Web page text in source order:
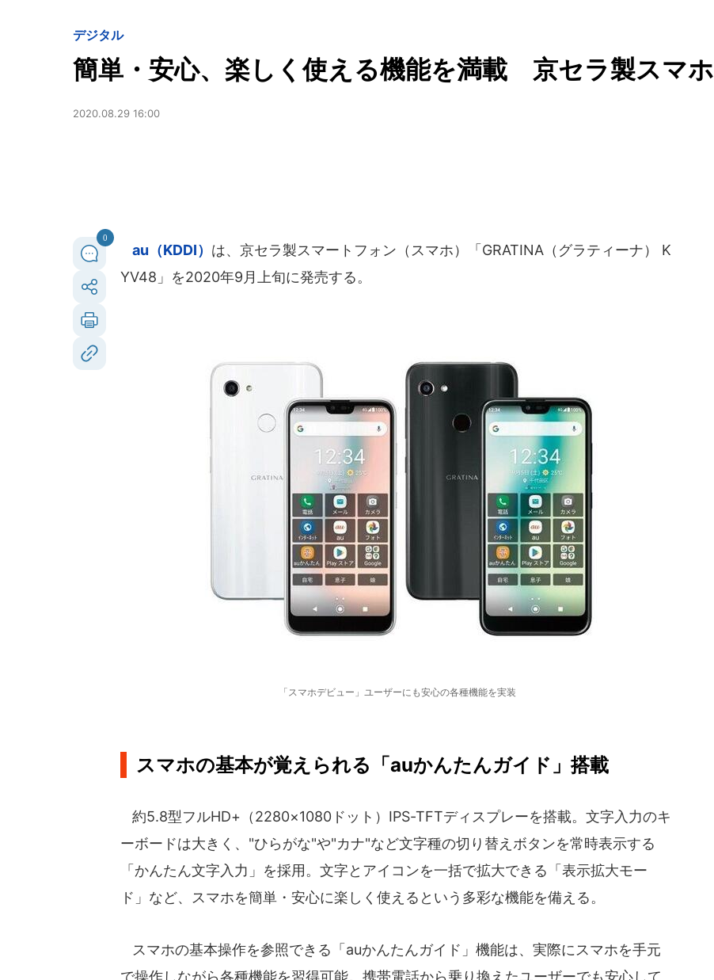
デジタル
簡単・安心、楽しく使える機能を満載 京セラ製スマホ
2020.08.29 16:00
0
au（KDDI） は、京セラ製スマートフォン（スマホ）「GRATINA（グラティーナ） K
YV48」を2020年9月上旬に発売する。
「スマホデビュー」ユーザーにも安心の各種機能を実装
スマホの基本が覚えられる「auかんたんガイド」搭載
約5.8型フルHD+（2280×1080ドット）IPS-TFTディスプレーを搭載。文字入力のキ
ーボードは大きく、"ひらがな"や"カナ"など文字種の切り替えボタンを常時表示する
「かんたん文字入力」を採用。文字とアイコンを一括で拡大できる「表示拡大モー
ド」など、スマホを簡単・安心に楽しく使えるという多彩な機能を備える。
スマホの基本操作を参照できる「auかんたんガイド」機能は、実際にスマホを手元
で操作しながら各種機能を習得可能。携帯電話から乗り換えたユーザーでも安心して